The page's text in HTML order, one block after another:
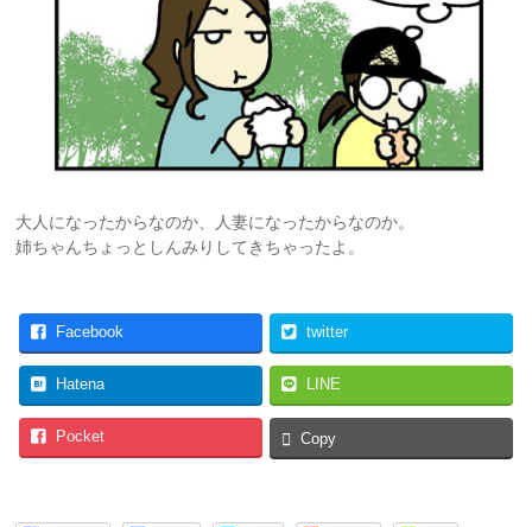
大人になったからなのか、人妻になったからなのか。
姉ちゃんちょっとしんみりしてきちゃったよ。
Facebook twitter
Hatena LINE
Pocket Copy